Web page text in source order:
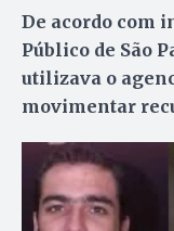
De acordo com
Público de São
utilizava o
movimentar